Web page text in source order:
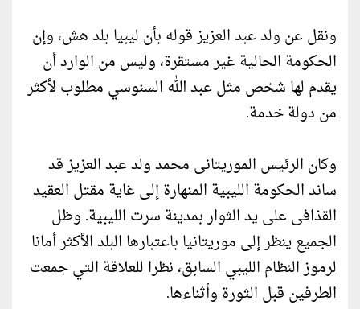
ونقل عن ولد عبد العزيز قوله بأن ليبيا بلد هش، وإن
الحكومة الحالية غير مستقرة، وليس من الوارد أن
يقدم لها شخص مثل عبد الله السنوسي مطلوب لأكثر
من دولة خدمة.
وكان الرئيس الموريتانى محمد ولد عبد العزيز قد
ساند الحكومة الليبية المنهارة إلى غاية مقتل العقيد
القذافى على يد الثوار بمدينة سرت الليبية. وظل
الجميع ينظر إلى موريتانيا باعتبارها البلد الأكثر أمانا
لرموز النظام الليبي السابق، نظرا للعلاقة التي جمعت
الطرفين قبل الثورة وأثناءها.